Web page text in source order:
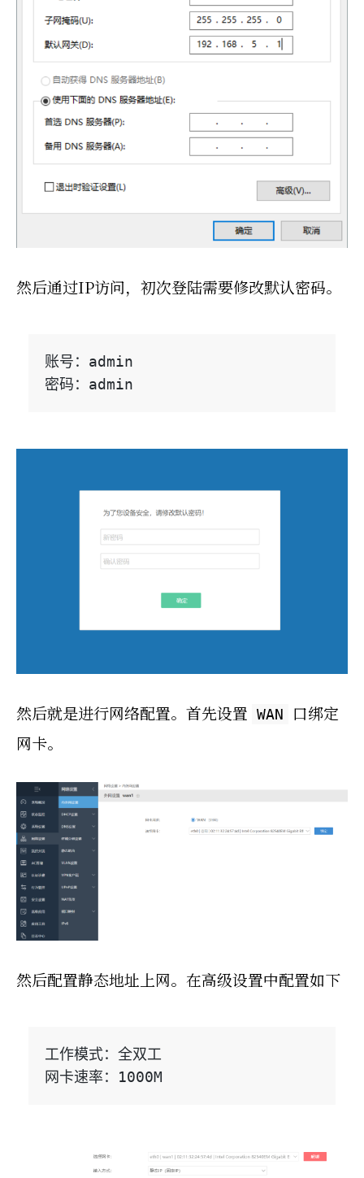
然后通过IP访问，初次登陆需要修改默认密码。
账号：admin
然后就是进行网络配置。首先设置 WAN
口绑定
网卡。
然后配置静态地址上网。在高级设置中配置如下
工作模式：全双工